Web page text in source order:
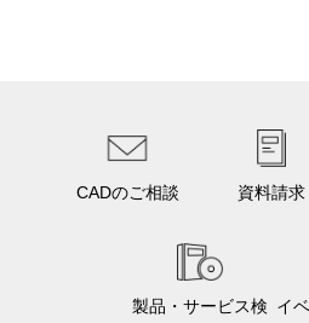
CADのご相談 資料請求
製品・サービス検 イ